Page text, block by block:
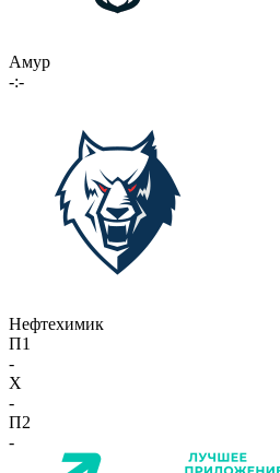
Амур
-:-
Нефтехимик
П1
-
X
-
П2
-